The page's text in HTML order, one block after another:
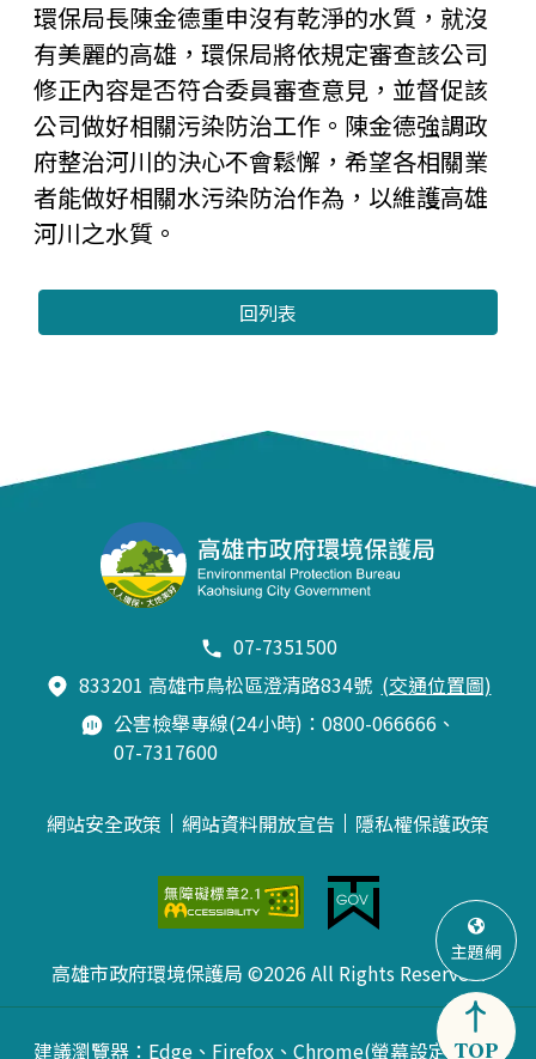
環保局長陳金德重申沒有乾淨的水質，就沒
有美麗的高雄，環保局將依規定審查該公司
修正內容是否符合委員審查意見，並督促該
公司做好相關污染防治工作。陳金德強調政
府整治河川的決心不會鬆懈，希望各相關業
者能做好相關水污染防治作為，以維護高雄
河川之水質。
回列表
07-7351500
833201 高雄市鳥松區澄清路834號 (交通位置圖)
公害檢舉專線(24小時)：0800-066666、
07-7317600
網站安全政策 網站資料開放宣告 隱私權保護政策
高雄市政府環境保護局 ©2026 All Rights Reserved.
建議瀏覽器：Edge、Firefox、Chrome(螢幕設定最佳
主題網
TOP